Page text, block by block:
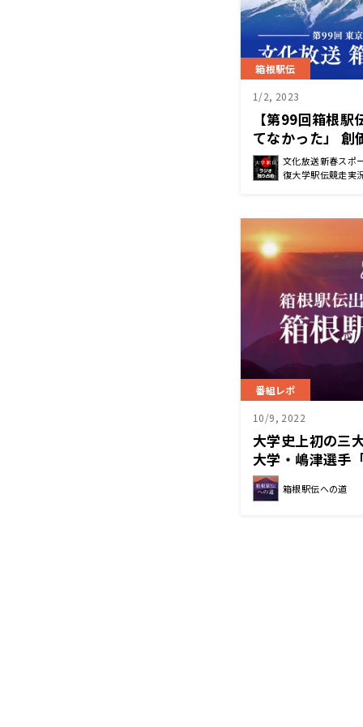
箱根駅伝
1/2, 2023
【第99回箱根
てなかった」 創
往路終了後コメ
文化放送新春スポ
復大学駅伝競走実
番組レポ
10/9, 2022
大学史上初の三
大学・嶋津選手
揃っている」
箱根駅伝への道